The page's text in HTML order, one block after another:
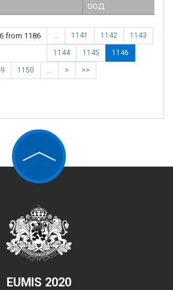
ООД
from 1186 … 1141 1142 1143
1144 1145 1146
1150 … > >>
EUMIS 2020